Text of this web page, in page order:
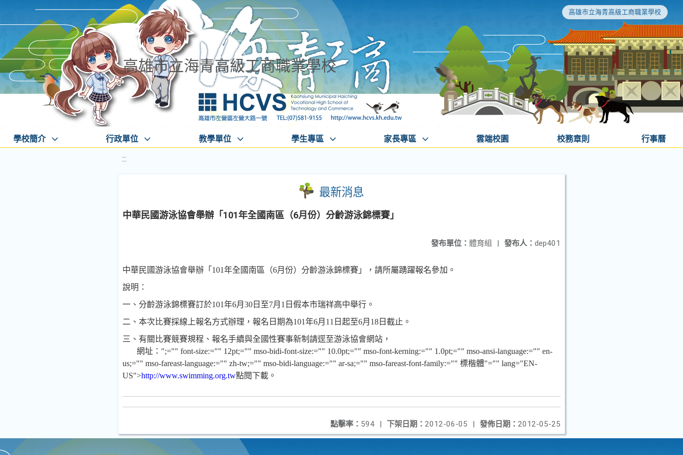
高雄市立海青高級工商職業學校
高雄市立海青高級工商職業學校
學校簡介 行政單位 教學單位 學生專區 家長專區 雲端校園 校務章則 行事曆
:::
最新消息
中華民國游泳協會舉辦「101年全國南區（6月份）分齡游泳錦標賽」
發布人： dep401
發布單位： 體育組 |
中華民國游泳協會舉辦「 101年全國南區（6月份）分齡游泳錦標賽」， 請所屬踴躍報名參加。
說明：
一、 分齡游泳錦標賽訂於101年6月 30 日至7月 1 日假本市瑞祥高中舉行。
二、 本次比賽採線上報名方式辦理，報名日期為101年6月 11 日起至6月 18 日截止。
三、 有關比賽競賽規程、報名手續與全國性賽事新制請逕至游泳協會網站，
網址： ";="" font-size:="" 12pt;="" mso-bidi-font-size:="" 10.0pt;="" mso-font-kerning:="" 1.0pt;="" mso-ansi-language:="" en-
us;="" mso-fareast-language:="" zh-tw;="" mso-bidi-language:="" ar-sa;="" mso-fareast-font-family:="" 標楷體"="" lang="EN-
US">http://www.swimming.org.tw點閱下載。
發佈日期： 2012-05-25
下架日期： 2012-06-05 |
點擊率： 594 |